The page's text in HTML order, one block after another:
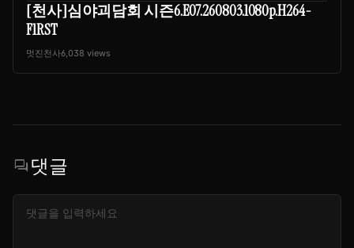
[천사]심야괴담회 시즌6.E07.260803.1080p.H264-
F1RST
멋진천사6,038 views
forum댓글